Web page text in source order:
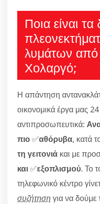
Ποια είναι τα
λυμάτων
Χολαργό;
Η απάντηση
οικονομικά έργα μας
αντιπροσωπευτικά:
πιο✅αθόρυβα, κατά
τη γειτονιά και με
και✅εξοπλισμού. Το
τηλεφωνικό κέντρο
συζήτησηγια να δούμε